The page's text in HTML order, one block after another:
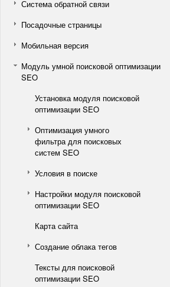
Система обратной связи
Посадочные страницы
Мобильная версия
Модуль умной поисковой оптимизации
SEO
Установка модуля поисковой
оптимизации SEO
Оптимизация умного
фильтра для поисковых
систем SEO
Условия в поиске
Настройки модуля поисковой
оптимизации SEO
Карта сайта
Создание облака тегов
Тексты для поисковой
оптимизации SEO